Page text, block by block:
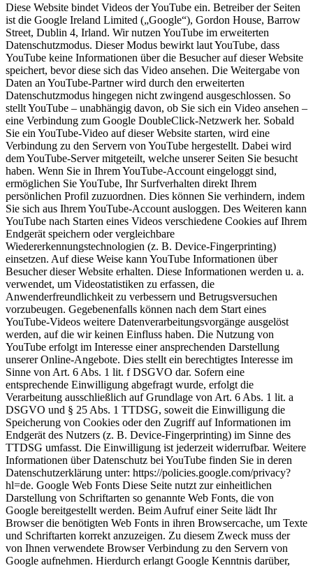
Diese Website bindet Videos der YouTube ein. Betreiber der Seiten
ist die Google Ireland Limited („Google“), Gordon House, Barrow
Street, Dublin 4, Irland. Wir nutzen YouTube im erweiterten
Datenschutzmodus. Dieser Modus bewirkt laut YouTube, dass
YouTube keine Informationen über die Besucher auf dieser Website
speichert, bevor diese sich das Video ansehen. Die Weitergabe von
Daten an YouTube-Partner wird durch den erweiterten
Datenschutzmodus hingegen nicht zwingend ausgeschlossen. So
stellt YouTube – unabhängig davon, ob Sie sich ein Video ansehen –
eine Verbindung zum Google DoubleClick-Netzwerk her. Sobald
Sie ein YouTube-Video auf dieser Website starten, wird eine
Verbindung zu den Servern von YouTube hergestellt. Dabei wird
dem YouTube-Server mitgeteilt, welche unserer Seiten Sie besucht
haben. Wenn Sie in Ihrem YouTube-Account eingeloggt sind,
ermöglichen Sie YouTube, Ihr Surfverhalten direkt Ihrem
persönlichen Profil zuzuordnen. Dies können Sie verhindern, indem
Sie sich aus Ihrem YouTube-Account ausloggen. Des Weiteren kann
YouTube nach Starten eines Videos verschiedene Cookies auf Ihrem
Endgerät speichern oder vergleichbare
Wiedererkennungstechnologien (z. B. Device-Fingerprinting)
einsetzen. Auf diese Weise kann YouTube Informationen über
Besucher dieser Website erhalten. Diese Informationen werden u. a.
verwendet, um Videostatistiken zu erfassen, die
Anwenderfreundlichkeit zu verbessern und Betrugsversuchen
vorzubeugen. Gegebenenfalls können nach dem Start eines
YouTube-Videos weitere Datenverarbeitungsvorgänge ausgelöst
werden, auf die wir keinen Einfluss haben. Die Nutzung von
YouTube erfolgt im Interesse einer ansprechenden Darstellung
unserer Online-Angebote. Dies stellt ein berechtigtes Interesse im
Sinne von Art. 6 Abs. 1 lit. f DSGVO dar. Sofern eine
entsprechende Einwilligung abgefragt wurde, erfolgt die
Verarbeitung ausschließlich auf Grundlage von Art. 6 Abs. 1 lit. a
DSGVO und § 25 Abs. 1 TTDSG, soweit die Einwilligung die
Speicherung von Cookies oder den Zugriff auf Informationen im
Endgerät des Nutzers (z. B. Device-Fingerprinting) im Sinne des
TTDSG umfasst. Die Einwilligung ist jederzeit widerrufbar. Weitere
Informationen über Datenschutz bei YouTube finden Sie in deren
Datenschutzerklärung unter: https://policies.google.com/privacy?
hl=de. Google Web Fonts Diese Seite nutzt zur einheitlichen
Darstellung von Schriftarten so genannte Web Fonts, die von
Google bereitgestellt werden. Beim Aufruf einer Seite lädt Ihr
Browser die benötigten Web Fonts in ihren Browsercache, um Texte
und Schriftarten korrekt anzuzeigen. Zu diesem Zweck muss der
von Ihnen verwendete Browser Verbindung zu den Servern von
Google aufnehmen. Hierdurch erlangt Google Kenntnis darüber,